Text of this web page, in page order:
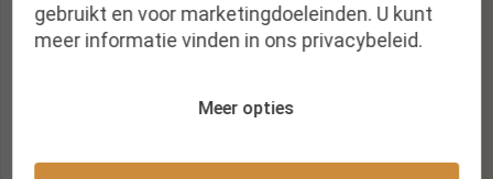
Nieuwsbrief
Krijg een melding bij nieuwe publicaties
gebruikt en voor marketingdoeleinden. U kunt
meer informatie vinden in ons privacybeleid.
Meer opties